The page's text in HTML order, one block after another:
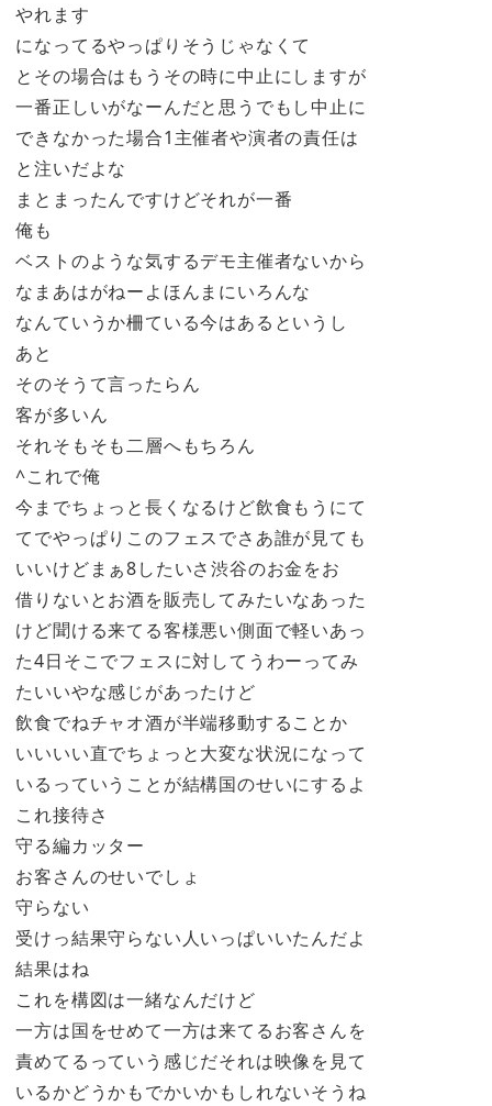
やれます
になってるやっぱりそうじゃなくて
とその場合はもうその時に中止にしますが
一番正しいがなーんだと思うでもし中止に
できなかった場合1主催者や演者の責任は
と注いだよな
まとまったんですけどそれが一番
俺も
ベストのような気するデモ主催者ないから
なまあはがねーよほんまにいろんな
なんていうか柵ている今はあるというし
あと
そのそうて言ったらん
客が多いん
それそもそも二層へもちろん
^これで俺
今までちょっと長くなるけど飲食もうにて
てでやっぱりこのフェスでさあ誰が見ても
いいけどまぁ8したいさ渋谷のお金をお
借りないとお酒を販売してみたいなあった
けど聞ける来てる客様悪い側面で軽いあっ
た4日そこでフェスに対してうわーってみ
たいいやな感じがあったけど
飲食でねチャオ酒が半端移動することか
いいいい直でちょっと大変な状況になって
いるっていうことが結構国のせいにするよ
これ接待さ
守る編カッター
お客さんのせいでしょ
守らない
受けっ結果守らない人いっぱいいたんだよ
結果はね
これを構図は一緒なんだけど
一方は国をせめて一方は来てるお客さんを
責めてるっていう感じだそれは映像を見て
いるかどうかもでかいかもしれないそうね